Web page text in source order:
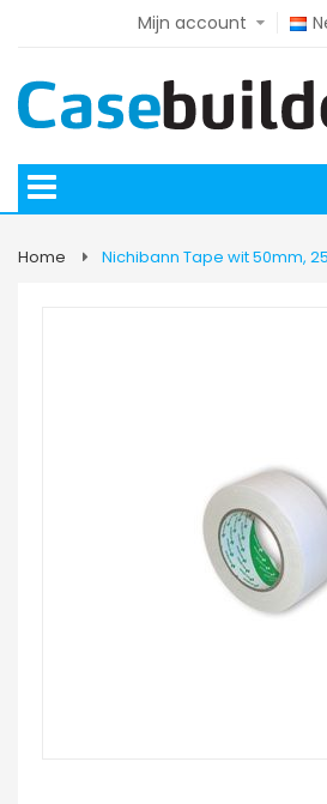
Mijn account
Home Nichibann Tape wit 50mm,